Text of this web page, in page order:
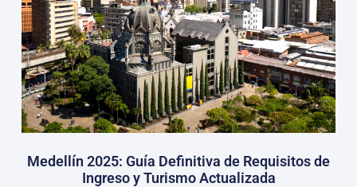
Medellín 2025: Guía Definitiva de Requisitos de
Ingreso y Turismo Actualizada